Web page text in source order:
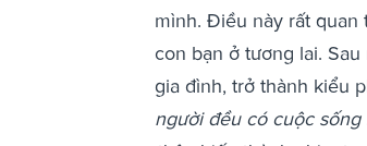
mình. Điều này rất
con bạn ở tương lai.
gia đình, trở thành kiểu
người đều có cuộc